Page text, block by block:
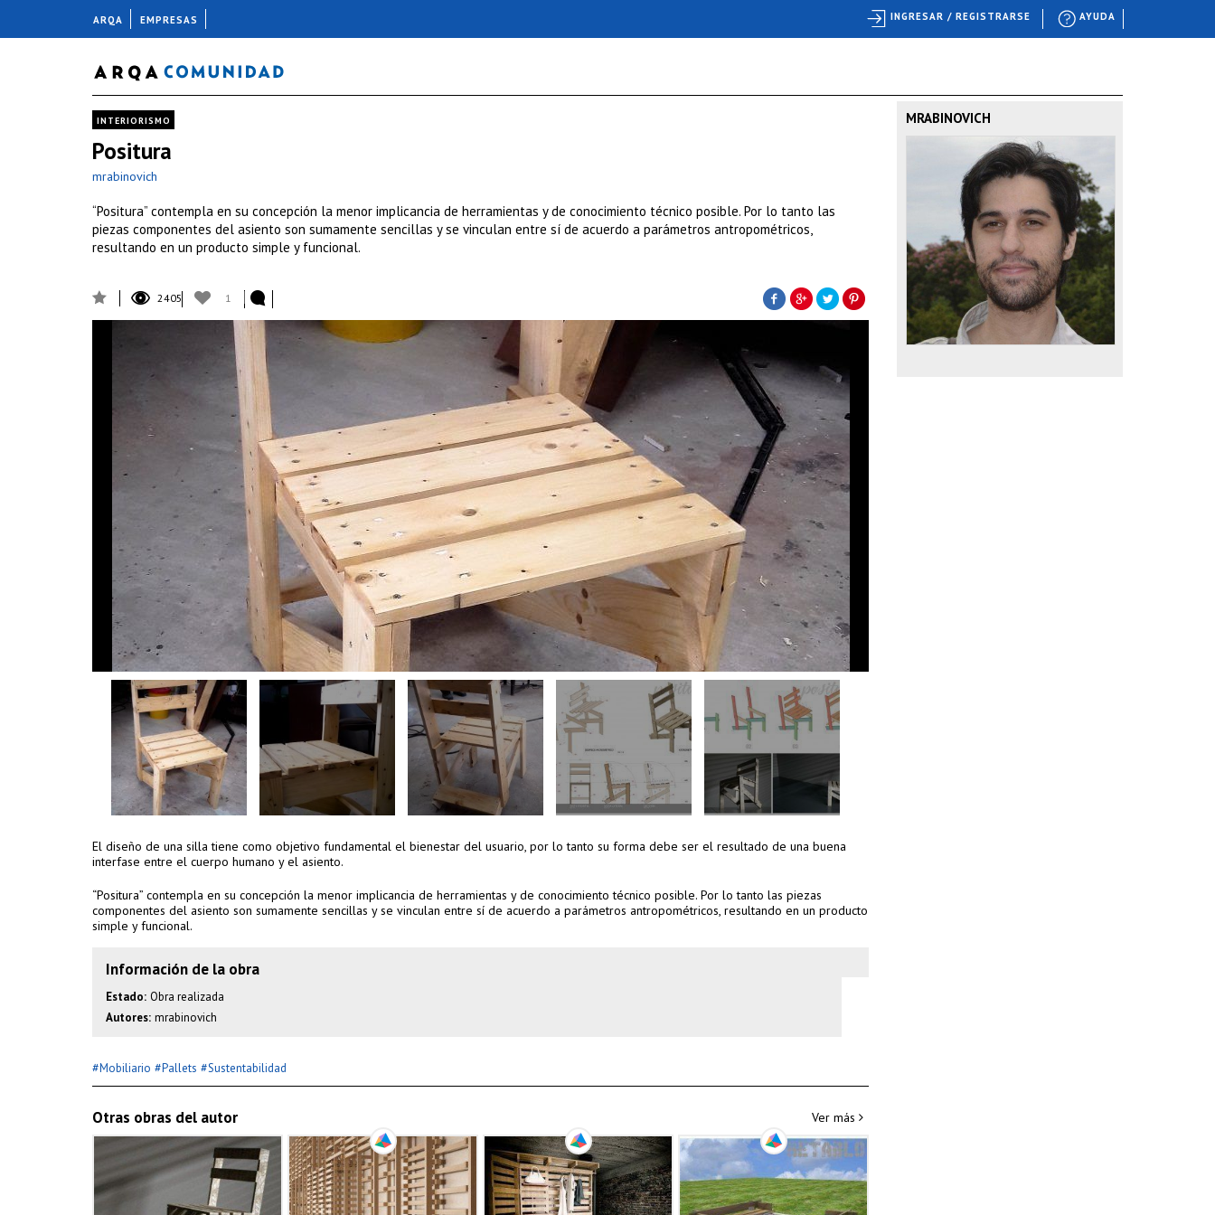
INTERIORISMO
Positura
mrabinovich
“Positura” contempla en su concepción la menor implicancia de herramientas y de conocimiento técnico posible. Por lo tanto las
piezas componentes del asiento son sumamente sencillas y se vinculan entre sí de acuerdo a parámetros antropométricos,
resultando en un producto simple y funcional.
2405 1
El diseño de una silla tiene como objetivo fundamental el bienestar del usuario, por lo tanto su forma debe ser el resultado de una buena
interfase entre el cuerpo humano y el asiento.
“Positura” contempla en su concepción la menor implicancia de herramientas y de conocimiento técnico posible. Por lo tanto las piezas
componentes del asiento son sumamente sencillas y se vinculan entre sí de acuerdo a parámetros antropométricos, resultando en un producto
simple y funcional.
Información de la obra
Estado: Obra realizada
Autores: mrabinovich
#Mobiliario #Pallets #Sustentabilidad
Otras obras del autor Ver más
MRABINOVICH
ARQA EMPRESAS AYUDA
INGRESAR / REGISTRARSE